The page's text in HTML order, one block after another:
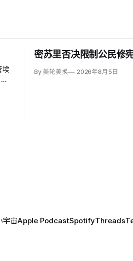
埃
密苏里否决限制公民修
By 美轮美换 2026年8月5日
宇宙Apple PodcastSpotifyThreads